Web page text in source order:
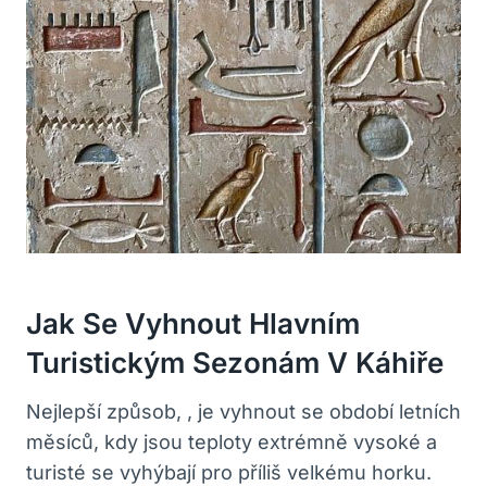
Jak Se Vyhnout Hlavním
Turistickým Sezonám V Káhiře
Nejlepší způsob, , je vyhnout se období letních
měsíců, kdy jsou teploty extrémně vysoké a
turisté se vyhýbají pro příliš velkému horku.